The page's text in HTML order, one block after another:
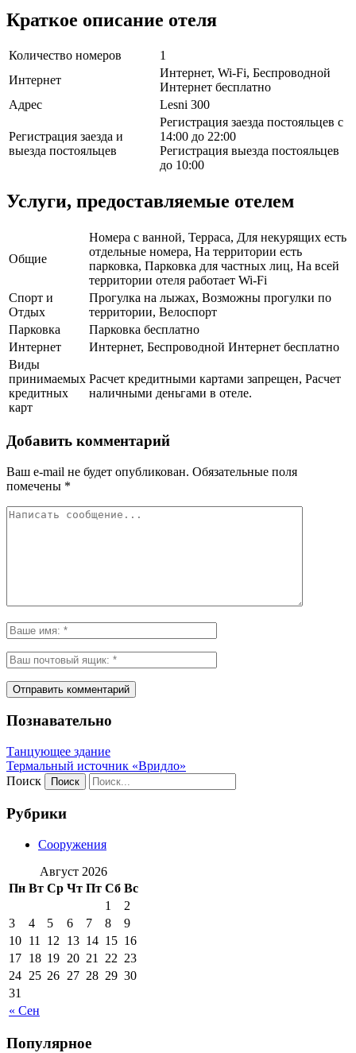
Краткое описание отеля
Количество номеров
1
Интернет
Интернет, Wi-Fi, Беспроводной
Интернет бесплатно
Адрес
Lesni 300
Регистрация заезда и
выезда постояльцев
Регистрация заезда постояльцев с
14:00 до 22:00
Регистрация выезда постояльцев
до 10:00
Услуги, предоставляемые отелем
Общие
Номера с ванной, Терраса, Для некурящих есть
отдельные номера, На территории есть
парковка, Парковка для частных лиц, На всей
территории отеля работает Wi-Fi
Спорт и
Отдых
Прогулка на лыжах, Возможны прогулки по
территории, Велоспорт
Парковка
Парковка бесплатно
Интернет
Интернет, Беспроводной Интернет бесплатно
Виды
принимаемых
кредитных
карт
Расчет кредитными картами запрещен, Расчет
наличными деньгами в отеле.
Добавить комментарий
Ваш e-mail не будет опубликован. Обязательные поля
помечены *
Познавательно
Танцующее здание
Термальный источник «Вридло»
Поиск
Рубрики
Сооружения
Август 2026
Пн Вт Ср Чт Пт Сб Вс
« Сен
1
2
3
4 5 6 7 8
9
10 11 12 13 14 15 16
17 18 19 20 21 22 23
24 25 26 27 28 29 30
31
Популярное